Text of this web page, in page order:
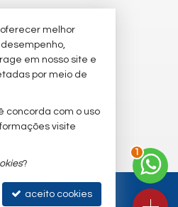
de Privacidade
1
melhor
em nosso site e
por meio de
concorda com o uso
visite
?
aceito cookies